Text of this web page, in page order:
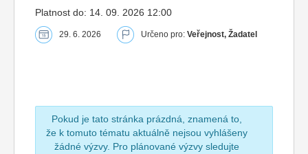
Platnost do: 14. 09. 2026 12:00
29. 6. 2026 Určeno pro: Veřejnost, Žadatel
Pokud je tato stránka prázdná, znamená to,
že k tomuto tématu aktuálně nejsou vyhlášeny
žádné výzvy. Pro plánované výzvy sledujte